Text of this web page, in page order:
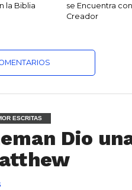
la Biblia
se Encuentra con
Creador
ESCRITAS
Dio